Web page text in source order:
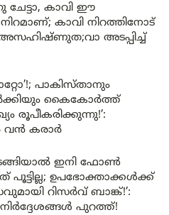
ചേട്ടാ, കാവി ഈ
കാവി നിറത്തിനോട്
അടപ്പിച്ച്
പാകിസ്താനും
കൈകോർത്ത്
രൂപീകരിക്കുന്നു!’:
വൻ കരാർ
ഇനി ഫോൺ
ഉപഭോക്താക്കൾക്ക്
റിസർവ് ബാങ്ക്!’:
പുറത്ത്!